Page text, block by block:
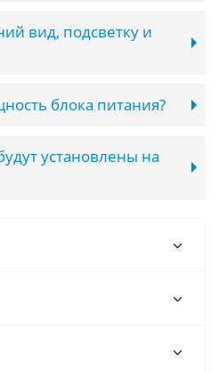
вид, подсветку и
блока питания?
установлены на